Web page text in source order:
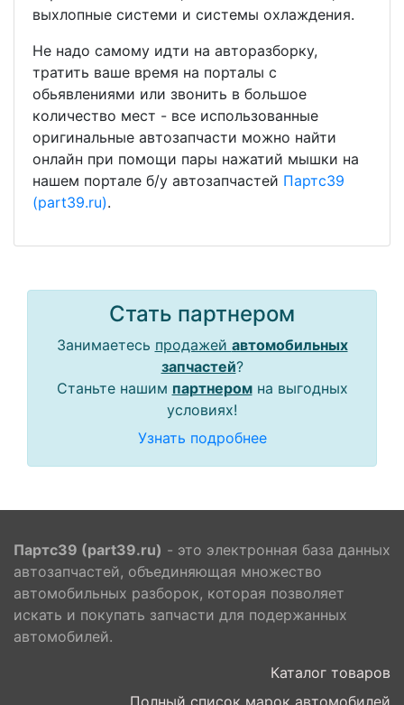
выхлопные системи и системы охлаждения.
Не надо самому идти на авторазборку,
тратить ваше время на порталы с
обьявлениями или звонить в большое
количество мест - все использованные
оригинальные автозапчасти можно найти
онлайн при помощи пары нажатий мышки на
нашем портале б/у автозапчастей Партс39
(part39.ru).
Стать партнером
Занимаетесь продажей автомобильных
запчастей?
Станьте нашим партнеромна выгодных
условиях!
Узнать подробнее
Партс39 (part39.ru) - это электронная база данных
автозапчастей, объединяющая множество
автомобильных разборок, которая позволяет
искать и покупать запчасти для подержанных
автомобилей.
Каталог товаров
Полный список марок автомобилей